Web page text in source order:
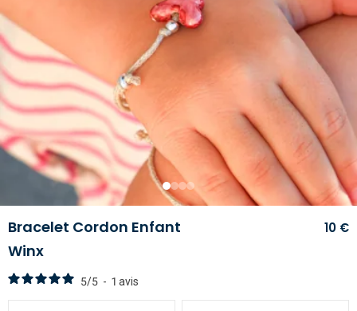
1 234
Bracelet Cordon Enfant
Winx
10 €
5/5 - 1 avis